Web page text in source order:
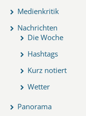
Medienkritik
Nachrichten
Die Woche
Hashtags
Kurz notiert
Wetter
Panorama